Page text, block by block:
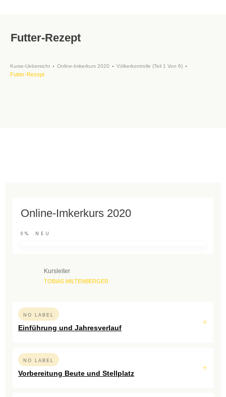
Futter-Rezept
Kurse-Uebersicht Online-Imkerkurs 2020 Völkerkontrolle (Teil 1 Von 6)
Futter-Rezept
Online-Imkerkurs 2020
0% NEU
Kursleiter
TOBIAS MILTENBERGER
NO LABEL
Einführung und Jahresverlauf
NO LABEL
Vorbereitung Beute und Stellplatz